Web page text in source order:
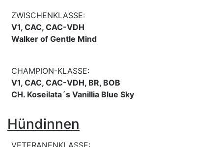
ZWISCHENKLASSE:
V1, CAC, CAC-VDH
Walker of Gentle Mind
CHAMPION-KLASSE:
V1, CAC, CAC-VDH, BR, BOB
CH. Koseilata´s Vanillia Blue Sky
Hündinnen
VETERANENKLASSE: